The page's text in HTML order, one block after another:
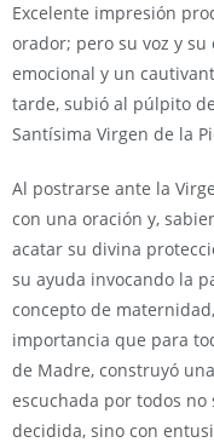
Excelente impresión
orador; pero su voz y
emocional y un
tarde, subió al púlpito
Santísima Virgen de la
Al postrarse ante la
con una oración y,
acatar su divina
su ayuda invocando la
concepto de
importancia que para
de Madre, construyó
escuchada por todos no
decidida, sino con